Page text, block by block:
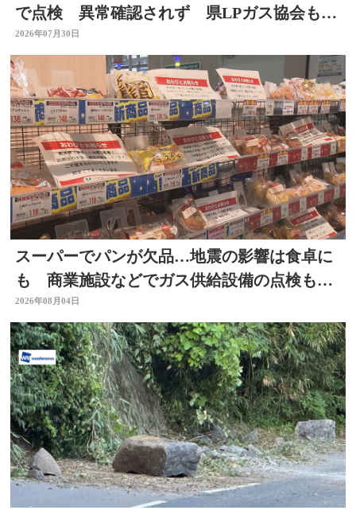
で点検 異常確認されず 県LPガス協会も安
全点検を通知
2026年07月30日
スーパーでパンが欠品…地震の影響は食卓に
も 商業施設などでガス供給設備の点検も進
む 大分
2026年08月04日